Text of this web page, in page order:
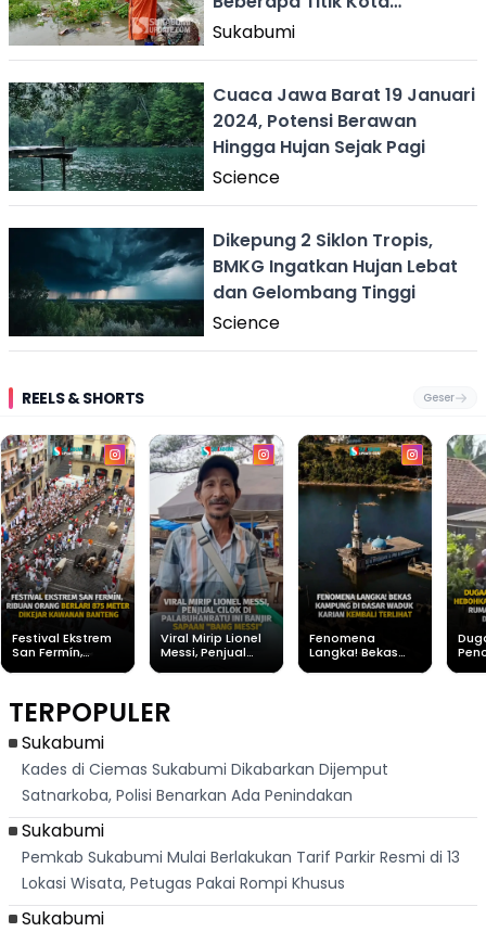
Sukabumi
Sukabumi
Cuaca Jawa Barat 19 Januari
2024, Potensi Berawan
Hingga Hujan Sejak Pagi
Science
Dikepung 2 Siklon Tropis,
BMKG Ingatkan Hujan Lebat
dan Gelombang Tinggi
Science
REELS & SHORTS Geser
Festival Ekstrem
San Fermín,
Banteng
Viral Mirip Lionel
Messi, Penjual
"Bang Messi"
Fenomena
Langka! Bekas
TERPOPULER
Sukabumi
Kades di Ciemas Sukabumi Dikabarkan Dijemput
Satnarkoba, Polisi Benarkan Ada Penindakan
Sukabumi
Pemkab Sukabumi Mulai Berlakukan Tarif Parkir Resmi di 13
Lokasi Wisata, Petugas Pakai Rompi Khusus
Sukabumi